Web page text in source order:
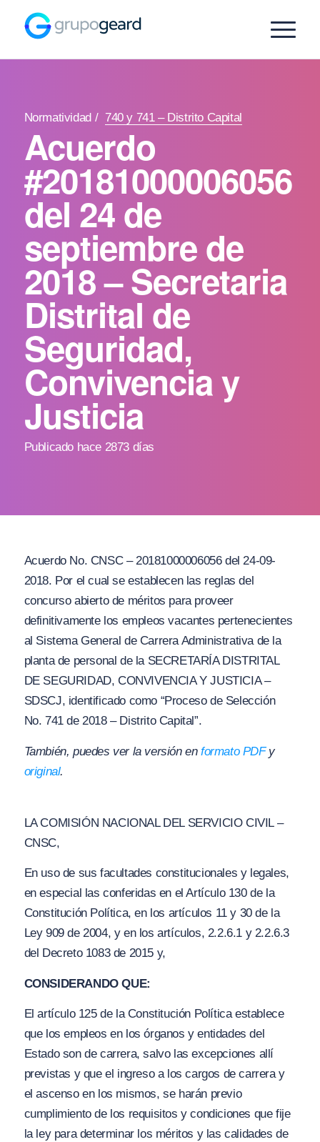
Normatividad / 740 y 741 – Distrito Capital
Acuerdo
#20181000006056
del 24 de
septiembre de
2018 – Secretaria
Distrital de
Seguridad,
Convivencia y
Justicia
Publicado hace 2873 días
Acuerdo No. CNSC – 20181000006056 del 24-09-
2018. Por el cual se establecen las reglas del
concurso abierto de méritos para proveer
definitivamente los empleos vacantes pertenecientes
al Sistema General de Carrera Administrativa de la
planta de personal de la SECRETARÍA DISTRITAL
DE SEGURIDAD, CONVIVENCIA Y JUSTICIA –
SDSCJ, identificado como “Proceso de Selección
No. 741 de 2018 – Distrito Capital”.
También, puedes ver la versión en formato PDFy
original.
LA COMISIÓN NACIONAL DEL SERVICIO CIVIL –
CNSC,
En uso de sus facultades constitucionales y legales,
en especial las conferidas en el Artículo 130 de la
Constitución Política, en los artículos 11 y 30 de la
Ley 909 de 2004, y en los artículos, 2.2.6.1 y 2.2.6.3
del Decreto 1083 de 2015 y,
CONSIDERANDO QUE:
El artículo 125 de la Constitución Política establece
que los empleos en los órganos y entidades del
Estado son de carrera, salvo las excepciones allí
previstas y que el ingreso a los cargos de carrera y
el ascenso en los mismos, se harán previo
cumplimiento de los requisitos y condiciones que fije
la ley para determinar los méritos y las calidades de